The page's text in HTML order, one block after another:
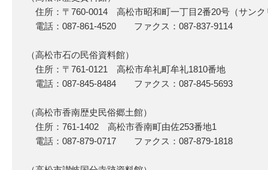
住所：〒760-0014 高松市昭和町一丁目2番20号（サンク
電話：087-861-4520 ファクス：087-837-9114
（高松市石の民俗資料館）
住所：〒761-0121 高松市牟礼町牟礼1810番地
電話：087-845-8484 ファクス：087-845-5693
（高松市香南歴史民俗郷土館）
住所：761-1402 高松市香南町由佐253番地1
電話：087-879-0717 ファクス：087-879-1818